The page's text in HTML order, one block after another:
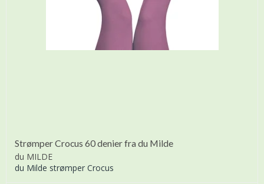
Strømper Crocus 60 denier fra du Milde
du MILDE
du Milde strømper Crocus